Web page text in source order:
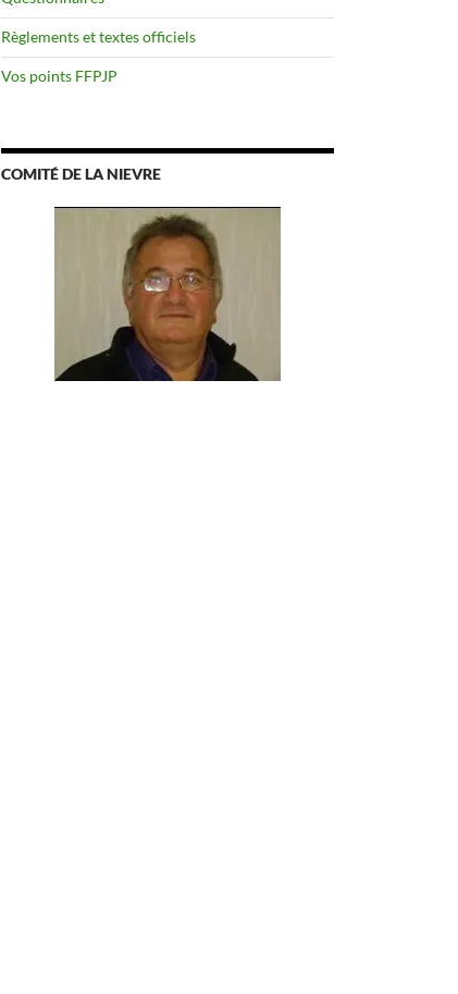
Règlements et textes officiels
Vos points FFPJP
COMITÉ DE LA NIEVRE